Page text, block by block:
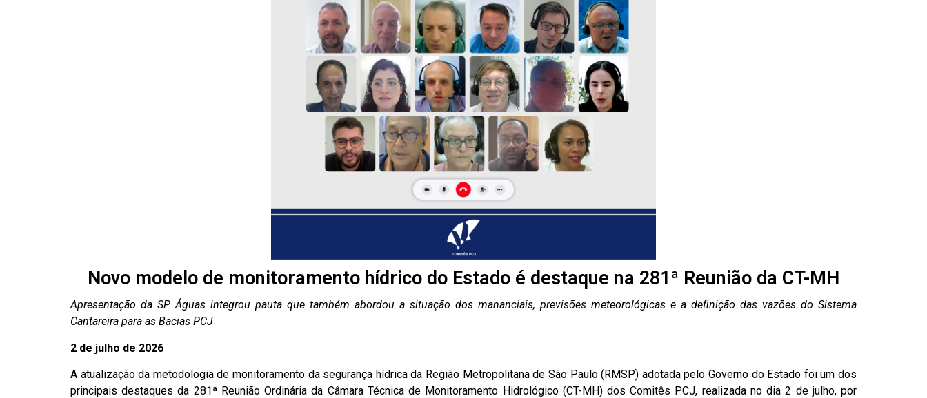
Novo modelo de monitoramento hídrico do Estado é destaque na 281ª Reunião da CT-MH
Apresentação da SP Águas integrou pauta que também abordou a situação dos mananciais, previsões meteorológicas e a definição das vazões do Sistema
Cantareira para as Bacias PCJ
2 de julho de 2026
A atualização da metodologia de monitoramento da segurança hídrica da Região Metropolitana de São Paulo (RMSP) adotada pelo Governo do Estado foi um dos
principais destaques da 281ª Reunião Ordinária da Câmara Técnica de Monitoramento Hidrológico (CT-MH) dos Comitês PCJ, realizada no dia 2 de julho, por